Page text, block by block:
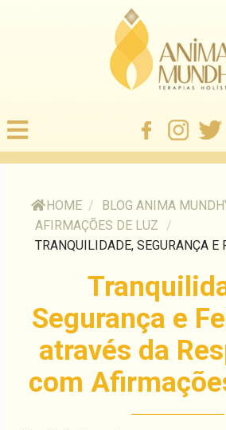
HOME / BLOG ANIMA
AFIRMAÇÕES DE LUZ
/
TRANQUILIDADE, SEGURANÇA E
Segurança e
através da
com